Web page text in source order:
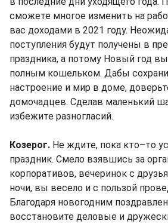
сможете многое изменить на
вас доходами в 2021 году.
поступления будут получены в
праздника, а потому Новый год
полным кошельком. Дабы
настроение и мир в доме,
домочадцев. Сделав маленький
избежите разногласий.
Козерог. Не ждите, пока кто–то
праздник. Смело взявшись за
корпоративов, вечеринок с
ночи, вы весело и с пользой
Благодаря новогодним
восстановите деловые и